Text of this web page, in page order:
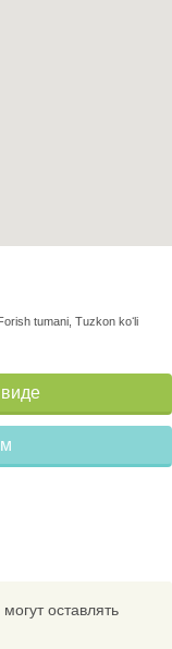
tumani, Tuzkon koʻli
оставлять